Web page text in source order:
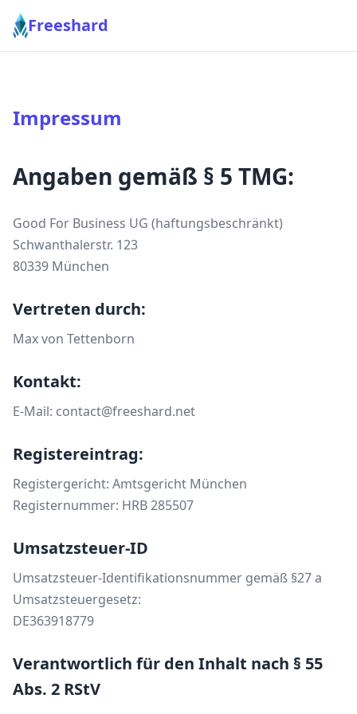
Freeshard
Impressum
Angaben gemäß § 5 TMG:
Good For Business UG (haftungsbeschränkt)
Schwanthalerstr. 123
80339 München
Vertreten durch:
Max von Tettenborn
Kontakt:
E-Mail: contact@freeshard.net
Registereintrag:
Registergericht: Amtsgericht München
Registernummer: HRB 285507
Umsatzsteuer-ID
Umsatzsteuer-Identifikationsnummer gemäß §27 a
Umsatzsteuergesetz:
DE363918779
Verantwortlich für den Inhalt nach § 55
Abs. 2 RStV